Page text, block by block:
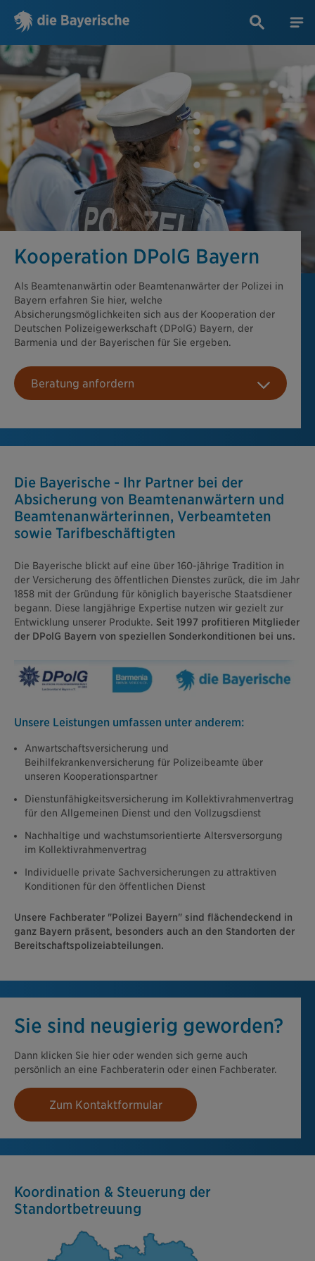
Kooperation DPolG Bayern
Als Beamtenanwärtin oder Beamtenanwärter der Polizei in
Bayern erfahren Sie hier, welche
Absicherungsmöglichkeiten sich aus der Kooperation der
Deutschen Polizeigewerkschaft (DPolG) Bayern, der
Barmenia und der Bayerischen für Sie ergeben.
Beratung anfordern
Die Bayerische - Ihr Partner bei der
Absicherung von Beamtenanwärtern und
Beamtenanwärterinnen, Verbeamteten
sowie Tarifbeschäftigten
Die Bayerische blickt auf eine über 160-jährige Tradition in
der Versicherung des öffentlichen Dienstes zurück, die im Jahr
1858 mit der Gründung für königlich bayerische Staatsdiener
begann. Diese langjährige Expertise nutzen wir gezielt zur
Entwicklung unserer Produkte. Seit 1997 profitieren Mitglieder
der DPolG Bayern von speziellen Sonderkonditionen bei uns.
Unsere Leistungen umfassen unter anderem:
Anwartschaftsversicherung und
Beihilfekrankenversicherung für Polizeibeamte über
unseren Kooperationspartner
Dienstunfähigkeitsversicherung im Kollektivrahmenvertrag
für den Allgemeinen Dienst und den Vollzugsdienst
Nachhaltige und wachstumsorientierte Altersversorgung
im Kollektivrahmenvertrag
Individuelle private Sachversicherungen zu attraktiven
Konditionen für den öffentlichen Dienst
Unsere Fachberater "Polizei Bayern" sind flächendeckend in
ganz Bayern präsent, besonders auch an den Standorten der
Bereitschaftspolizeiabteilungen.
Sie sind neugierig geworden?
Dann klicken Sie hier oder wenden sich gerne auch
persönlich an eine Fachberaterin oder einen Fachberater.
Zum Kontaktformular
Koordination & Steuerung der
Standortbetreuung